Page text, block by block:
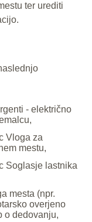
ter urediti
- električno
Vloga za
mestu,
Soglasje lastnika
mesta (npr.
overjeno
o dedovanju,